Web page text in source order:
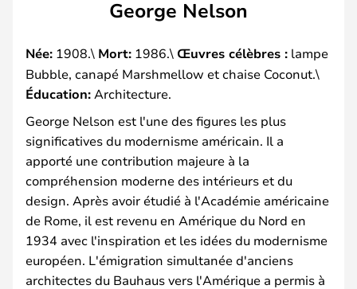
George Nelson
Née: 1908.\ Mort: 1986.\ Œuvres célèbres : lampe
Bubble, canapé Marshmellow et chaise Coconut.\
Éducation: Architecture.
George Nelson est l'une des figures les plus
significatives du modernisme américain. Il a
apporté une contribution majeure à la
compréhension moderne des intérieurs et du
design. Après avoir étudié à l'Académie américaine
de Rome, il est revenu en Amérique du Nord en
1934 avec l'inspiration et les idées du modernisme
européen. L'émigration simultanée d'anciens
architectes du Bauhaus vers l'Amérique a permis à